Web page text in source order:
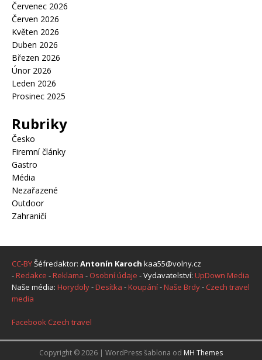
Červenec 2026
Červen 2026
Květen 2026
Duben 2026
Březen 2026
Únor 2026
Leden 2026
Prosinec 2025
Rubriky
Česko
Firemní články
Gastro
Média
Nezařazené
Outdoor
Zahraničí
CC-BYŠéfredaktor: Antonín Karoch kaa55@volny.cz
-Redakce -Reklama - Osobní údaje - Vydavatelství: UpDown Media
Naše média: Horydoly-Desítka -Koupání-Naše Brdy- Czech travel
media
Facebook Czech travel
Copyright © 2026 | WordPress šablona od MH Themes